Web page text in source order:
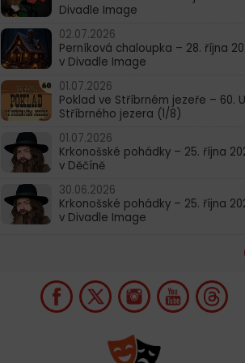
Divadle Image
02.07.2026
Perníková chaloupka – 28. října
v Divadle Image
01.07.2026
Poklad ve Stříbrném jezeře – 60. U
Stříbrného jezera (1/8)
01.07.2026
Krkonošské pohádky – 25. října
v Děčíně
30.06.2026
Krkonošské pohádky – 25. října
v Divadle Image